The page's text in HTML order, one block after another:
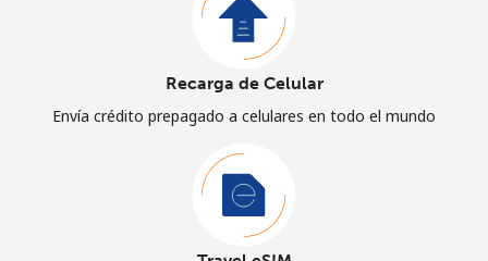
Recarga de Celular
Envía crédito prepagado a celulares en todo el mundo